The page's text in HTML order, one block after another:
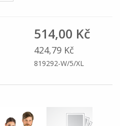
514,00 Kč
424,79 Kč
819292-W/5/XL